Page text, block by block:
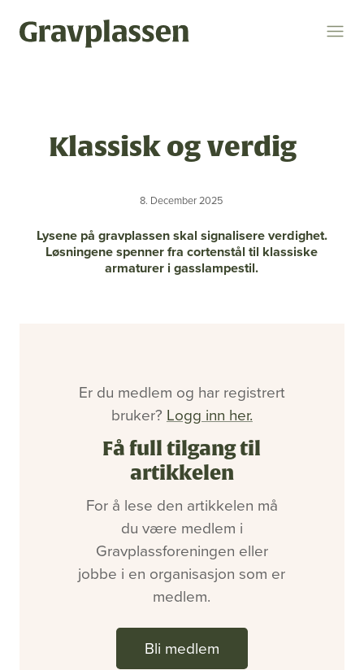
Temaer
statsforvalteren kremasjon
ytring kulturminner religion og livssyn
gravplassforeningen
Klassisk og verdig
8. December 2025
Lysene på gravplassen skal signalisere verdighet.
Løsningene spenner fra cortenstål til klassiske
armaturer i gasslampestil.
Er du medlem og har registrert
bruker? Logg inn her.
Få full tilgang til
artikkelen
For å lese den artikkelen må
du være medlem i
Gravplassforeningen eller
jobbe i en organisasjon som er
medlem.
Bli medlem